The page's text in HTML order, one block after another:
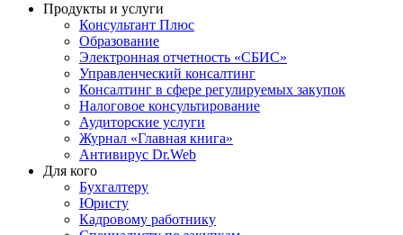
Продукты и услуги
Консультант Плюс
Образование
Электронная отчетность «СБИС»
Управленческий консалтинг
Консалтинг в сфере регулируемых закупок
Налоговое консультирование
Аудиторские услуги
Журнал «Главная книга»
Антивирус Dr.Web
Для кого
Бухгалтеру
Юристу
Кадровому работнику